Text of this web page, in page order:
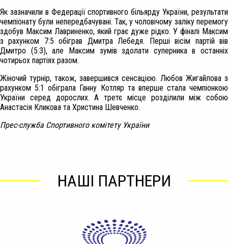
Як зазначили в Федерації спортивного більярду України, результати
чемпіонату були непередбачувані. Так, у чоловічому заліку перемогу
здобув Максим Лавриненко, який грає дуже рідко. У фіналі Максим
з рахунком 7:5 обіграв Дмитра Лебедя. Перші вісім партій вів
Дмитро (5:3), але Максим зумів здолати суперника в останніх
чотирьох партіях разом.
Жіночий турнір, також, завершився сенсацією. Любов Жигайлова з
рахунком 5:1 обіграла Ганну Котляр та вперше стала чемпіонкою
України серед дорослих. А третє місце розділили між собою
Анастасія Кликова та Христина Шевченко.
Прес-служба Спортивного комітету України
НАШІ ПАРТНЕРИ